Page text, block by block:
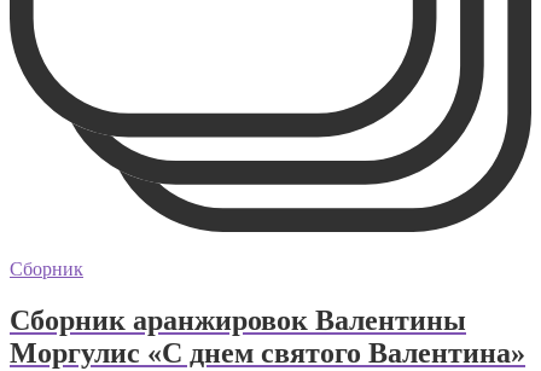
Сборник
Сборник аранжировок Валентины
Моргулис «С днем святого Валентина»